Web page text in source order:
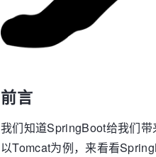
前言
我们知道SpringBoot给我们
以Tomcat为例，来看看